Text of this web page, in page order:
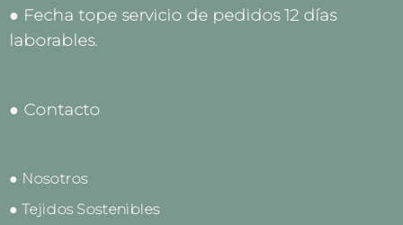
● Fecha tope servicio de pedidos 12 días
laborables.
● Contacto
● Nosotros
● Tejidos Sostenibles